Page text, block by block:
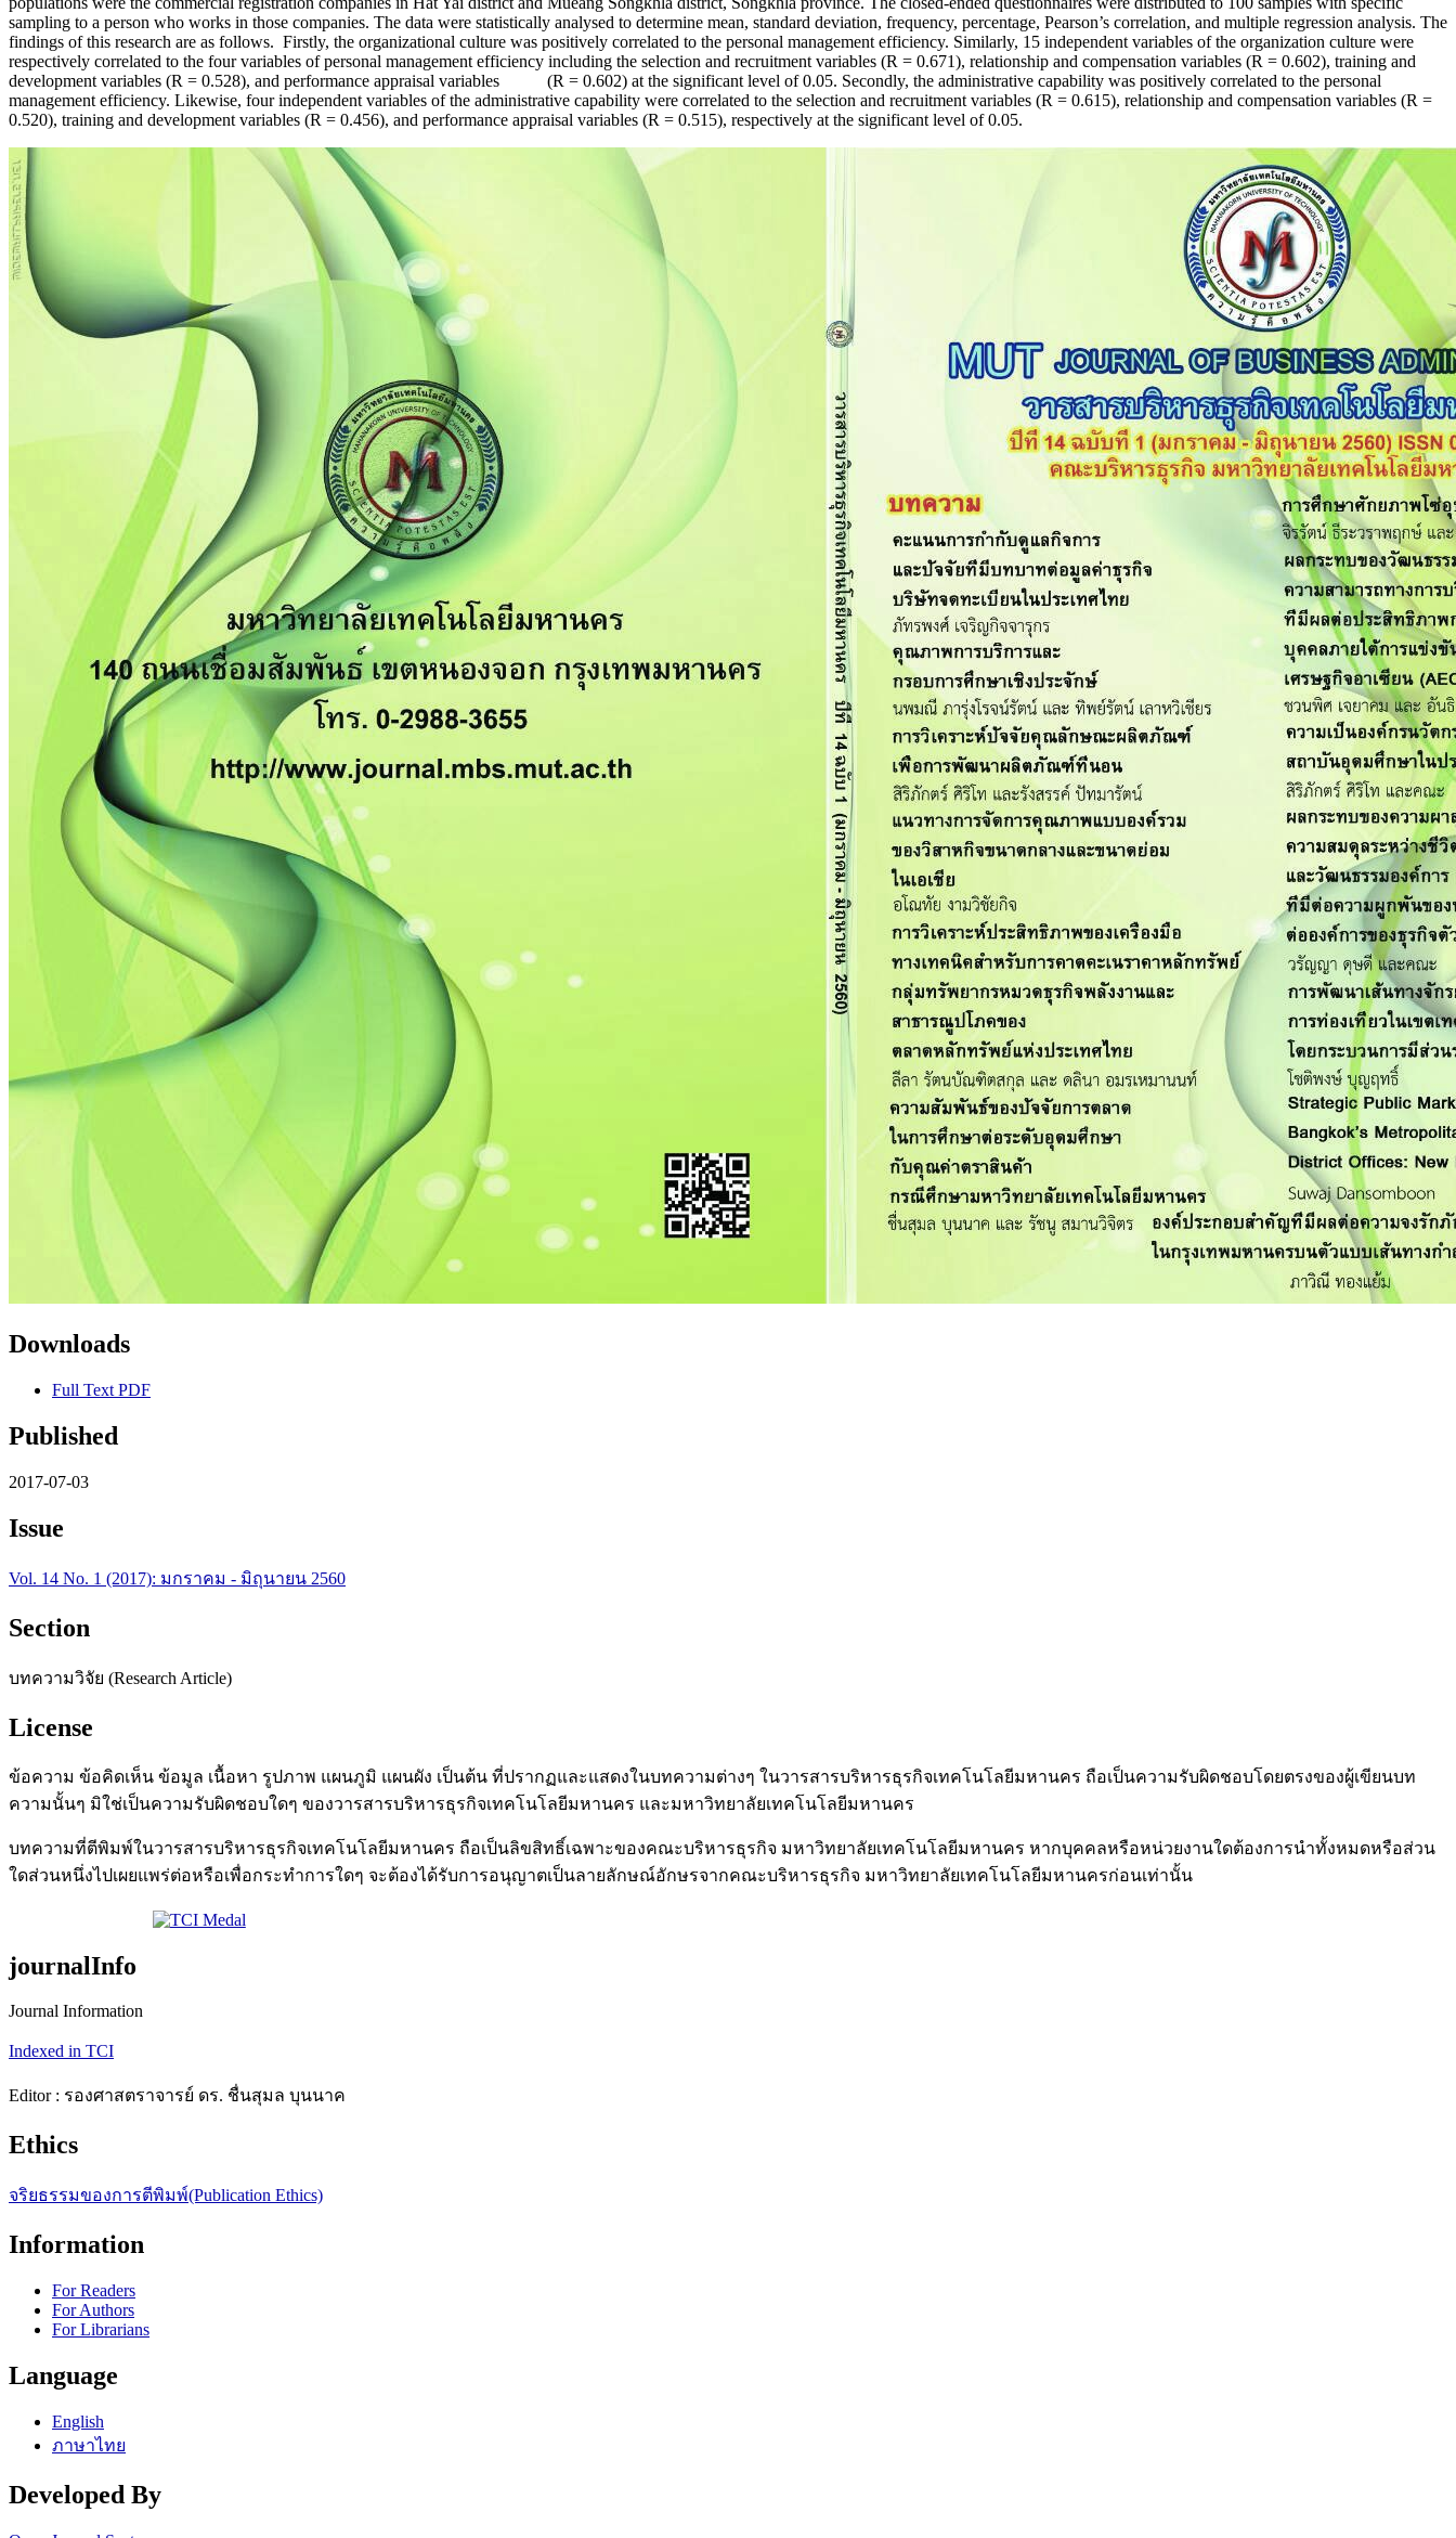
sampling to a person who works in those companies. The data were statistically analysed to determine mean, standard deviation, frequency, percentage, Pearson’s correlation, and multiple regression analysis. The
findings of this research are as follows. Firstly, the organizational culture was positively correlated to the personal management efficiency. Similarly, 15 independent variables of the organization culture were
respectively correlated to the four variables of personal management efficiency including the selection and recruitment variables (R = 0.671), relationship and compensation variables (R = 0.602), training and
development variables (R = 0.528), and performance appraisal variables (R = 0.602) at the significant level of 0.05. Secondly, the administrative capability was positively correlated to the personal
management efficiency. Likewise, four independent variables of the administrative capability were correlated to the selection and recruitment variables (R = 0.615), relationship and compensation variables (R =
0.520), training and development variables (R = 0.456), and performance appraisal variables (R = 0.515), respectively at the significant level of 0.05.
Downloads
Full Text PDF
Published
2017-07-03
Issue
Vol. 14 No. 1 (2017): มกราคม - มิถุนายน 2560
Section
บทความวิจัย (Research Article)
License
ข้อความ ข้อคิดเห็น ข้อมูล เนื้อหา รูปภาพ แผนภูมิ แผนผัง เป็นต้น ที่ปรากฏและแสดงในบทความต่างๆ ในวารสารบริหารธุรกิจเทคโนโลยีมหานคร ถือเป็นความรับผิดชอบโดยตรงของผู้เขียนบท
ความนั้นๆ มิใช่เป็นความรับผิดชอบใดๆ ของวารสารบริหารธุรกิจเทคโนโลยีมหานคร และมหาวิทยาลัยเทคโนโลยีมหานคร
บทความที่ตีพิมพ์ในวารสารบริหารธุรกิจเทคโนโลยีมหานคร ถือเป็นลิขสิทธิ์เฉพาะของคณะบริหารธุรกิจ มหาวิทยาลัยเทคโนโลยีมหานคร หากบุคคลหรือหน่วยงานใดต้องการนำทั้งหมดหรือส่วน
ใดส่วนหนึ่งไปเผยแพร่ต่อหรือเพื่อกระทำการใดๆ จะต้องได้รับการอนุญาตเป็นลายลักษณ์อักษรจากคณะบริหารธุรกิจ มหาวิทยาลัยเทคโนโลยีมหานครก่อนเท่านั้น
journalInfo
Journal Information
Indexed in TCI
Editor : รองศาสตราจารย์ ดร. ชื่นสุมล บุนนาค
Ethics
จริยธรรมของการตีพิมพ์(Publication Ethics)
Information
For Readers
For Authors
For Librarians
Language
English
ภาษาไทย
Developed By